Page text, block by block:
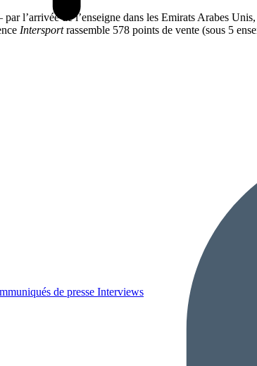
de presse Interviews
l’arrivée de l’enseigne dans les Emirats Arabes
Intersportrassemble 578 points de vente (sous 5